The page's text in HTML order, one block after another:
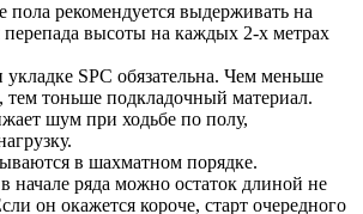
рекомендуется выдерживать на
высоты на каждых 2-х метрах
SPC обязательна. Чем меньше
тем тоньше подкладочный материал.
шум при ходьбе по полу,
в шахматном порядке.
начале ряда можно остаток длиной не
он окажется короче, старт очередного